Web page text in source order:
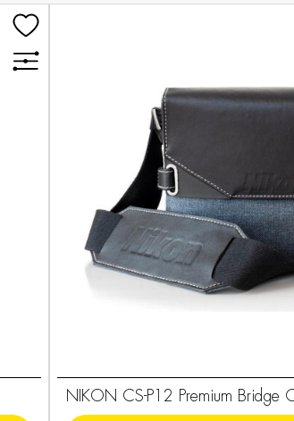
NIKON CS-P12 Premium Bridge